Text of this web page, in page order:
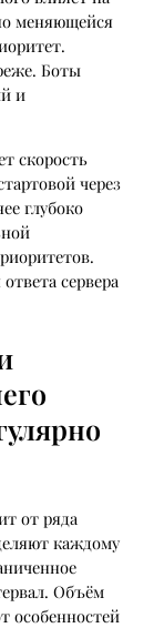
меняющейся
Боты
и
скорость
через
глубоко
сервера
от ряда
каждому
Объём
особенностей